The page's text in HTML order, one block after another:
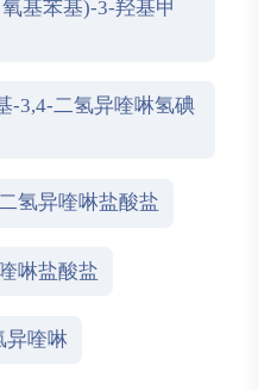
基苯基)-3-羟基甲
-3,4-二氢异喹啉氢碘
氢异喹啉盐酸盐
啉盐酸盐
异喹啉